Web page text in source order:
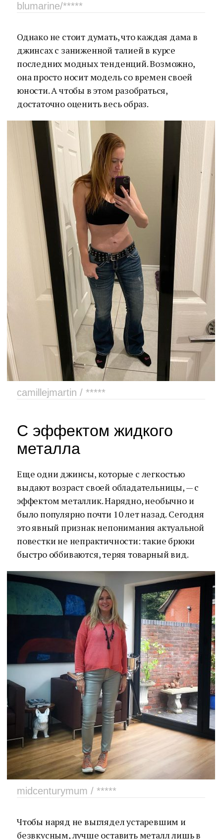
blumarine/*****
Однако не стоит думать, что каждая дама в
джинсах с заниженной талией в курсе
последних модных тенденций. Возможно,
она просто носит модель со времен своей
юности. А чтобы в этом разобраться,
достаточно оценить весь образ.
camillejmartin / *****
С эффектом жидкого
металла
Еще одни джинсы, которые с легкостью
выдают возраст своей обладательницы, — с
эффектом металлик. Нарядно, необычно и
было популярно почти 10 лет назад. Сегодня
это явный признак непонимания актуальной
повестки не непрактичности: такие брюки
быстро оббиваются, теряя товарный вид.
midcenturymum / *****
Чтобы наряд не выглядел устаревшим и
безвкусным, лучше оставить металл лишь в